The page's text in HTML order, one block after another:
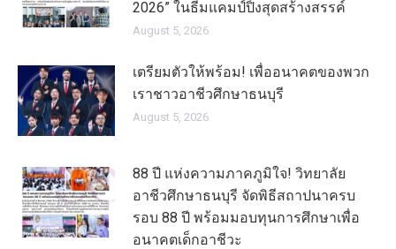
2026” ในธีมแคมป์ปิ้งสุดสร้างสรรค์
August 5, 2026
เตรียมตัวให้พร้อม! เพื่ออนาคตของพวก
เราชาวอาชีวศึกษาธนบุรี
August 5, 2026
88 ปี แห่งความภาคภูมิใจ! วิทยาลัย
อาชีวศึกษาธนบุรี จัดพิธีสถาปนาครบ
รอบ 88 ปี พร้อมมอบทุนการศึกษาเพื่อ
อนาคตเด็กอาชีวะ